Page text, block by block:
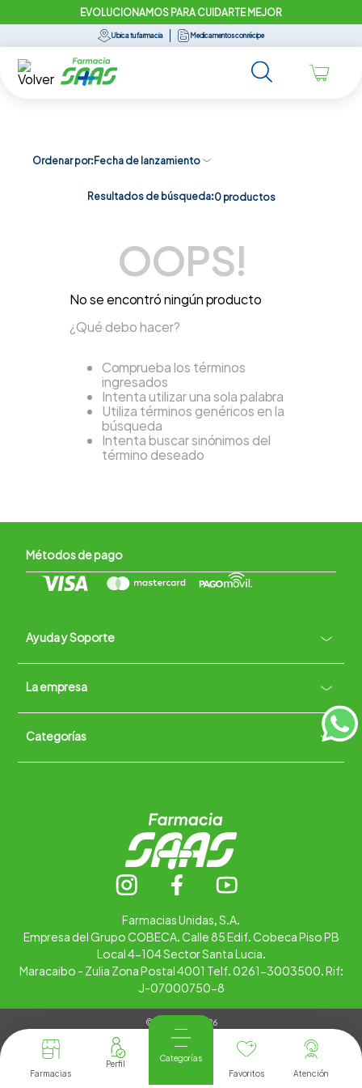
EVOLUCIONAMOS PARA CUIDARTE MEJOR
Ubica tu farmacia Medicamentos con récipe
Farmacias
Categorías
Favoritos
Atención
Ordenar por Fecha de lanzamiento
Resultados de búsqueda:0 productos
OOPS!
No se encontró ningún producto
¿Qué debo hacer?
Comprueba los términos
ingresados
Intenta utilizar una sola palabra
Utiliza términos genéricos en la
búsqueda
Intenta buscar sinónimos del
término deseado
Métodos de pago
Ayuda y Soporte +
Contacto vía WhatsApp
Términos y condiciones
La empresa +
Quiénes somos
Trabaja con nosotros
Categorías +
Farmacias Unidas, S.A.
Empresa del Grupo COBECA. Calle 85 Edif. Cobeca Piso PB
Local 4-104 Sector Santa Lucia.
Maracaibo - Zulia Zona Postal 4001 Telf. 0261-3003500. Rif:
J-07000750-8
© Copyright 2026
Tienda Virtual desarrollada por
Tecnología